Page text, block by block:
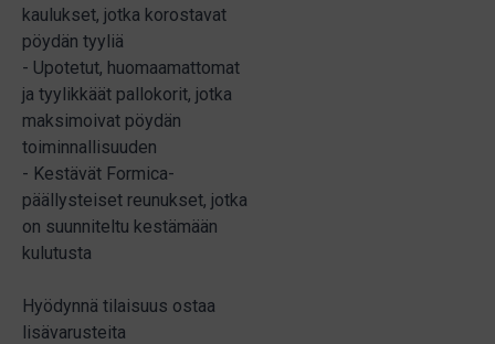
kaulukset, jotka korostavat
pöydän tyyliä
- Upotetut, huomaamattomat
ja tyylikkäät pallokorit, jotka
maksimoivat pöydän
toiminnallisuuden
- Kestävät Formica-
päällysteiset reunukset, jotka
on suunniteltu kestämään
kulutusta
Hyödynnä tilaisuus ostaa
lisävarusteita